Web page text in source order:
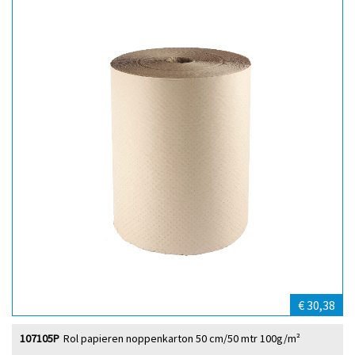
€ 30,38
Rol papieren noppenkarton 50 cm/50 mtr 100g/m²
107105P